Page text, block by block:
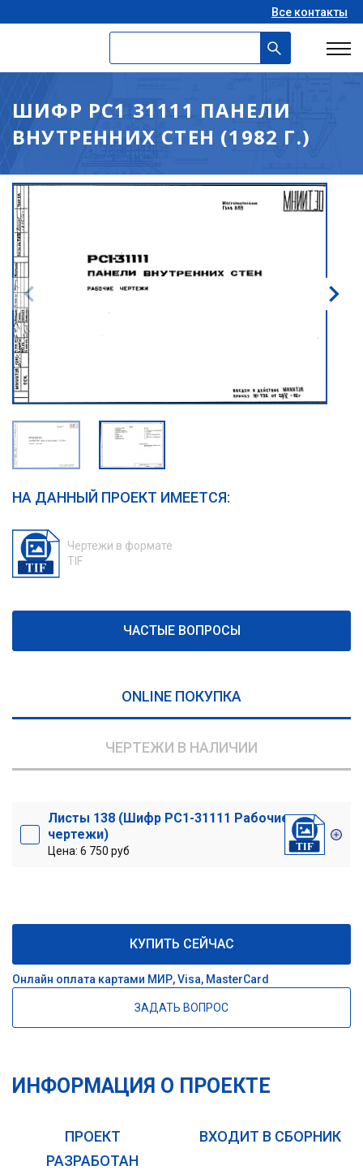
Все контакты
ШИФР РС1 31111 ПАНЕЛИ
ВНУТРЕННИХ СТЕН (1982 Г.)
НА ДАННЫЙ ПРОЕКТ ИМЕЕТСЯ:
Чертежи в формате
TIF
ЧАСТЫЕ ВОПРОСЫ
ONLINE ПОКУПКА
ЧЕРТЕЖИ В НАЛИЧИИ
Листы 138 (Шифр РС1-31111 Рабочие
чертежи)
Цена: 6 750 руб
КУПИТЬ СЕЙЧАС
Онлайн оплата картами МИР, Visa, MasterCard
ЗАДАТЬ ВОПРОС
ИНФОРМАЦИЯ О ПРОЕКТЕ
ПРОЕКТ
РАЗРАБОТАН
ВХОДИТ В СБОРНИК